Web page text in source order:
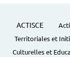
ACTISCE
Territoriales et
Culturelles et